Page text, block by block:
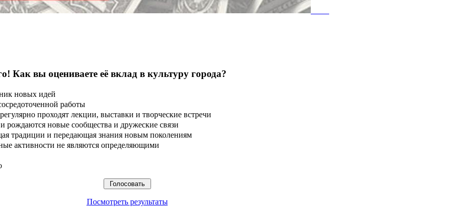
Как вы оцениваете её вклад в культуру города?
новых идей
работы
проходят лекции, выставки и творческие встречи
рождаются новые сообщества и дружеские связи
традиции и передающая знания новым поколениям
активности не являются определяющими
Посмотреть результаты